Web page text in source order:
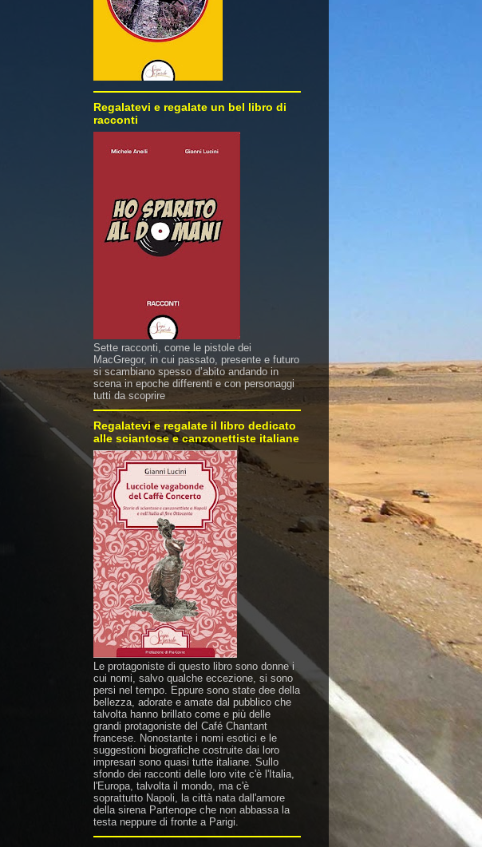
Regalatevi e regalate un bel libro di
racconti
Sette racconti, come le pistole dei
MacGregor, in cui passato, presente e futuro
si scambiano spesso d’abito andando in
scena in epoche differenti e con personaggi
tutti da scoprire
Regalatevi e regalate il libro dedicato
alle sciantose e canzonettiste italiane
Le protagoniste di questo libro sono donne i
cui nomi, salvo qualche eccezione, si sono
persi nel tempo. Eppure sono state dee della
bellezza, adorate e amate dal pubblico che
talvolta hanno brillato come e più delle
grandi protagoniste del Café Chantant
francese. Nonostante i nomi esotici e le
suggestioni biografiche costruite dai loro
impresari sono quasi tutte italiane. Sullo
sfondo dei racconti delle loro vite c'è l'Italia,
l'Europa, talvolta il mondo, ma c'è
soprattutto Napoli, la città nata dall'amore
della sirena Partenope che non abbassa la
testa neppure di fronte a Parigi.